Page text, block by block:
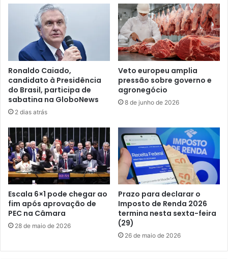
Ronaldo Caiado,
candidato à Presidência
do Brasil, participa de
sabatina na GloboNews
2 dias atrás
Veto europeu amplia
pressão sobre governo e
agronegócio
8 de junho de 2026
Escala 6×1 pode chegar ao
fim após aprovação de
PEC na Câmara
28 de maio de 2026
Prazo para declarar o
Imposto de Renda 2026
termina nesta sexta-feira
(29)
26 de maio de 2026